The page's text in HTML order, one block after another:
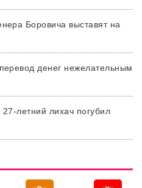
Боровича выставят на
денег нежелательным
летний лихач погубил